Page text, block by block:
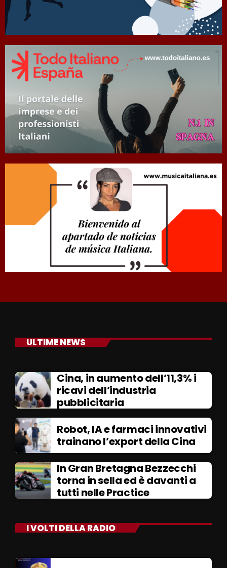
ULTIME NEWS
Cina, in aumento dell’11,3% i
ricavi dell’industria
pubblicitaria
Robot, IA e farmaci innovativi
trainano l’export della Cina
In Gran Bretagna Bezzecchi
torna in sella ed è davanti a
tutti nelle Practice
I VOLTI DELLA RADIO